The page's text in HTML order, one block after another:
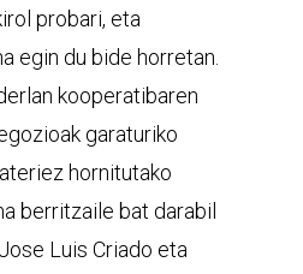
probari, eta
egin du bide horretan.
kooperatibaren
garaturiko
hornitutako
berritzaile bat darabil
Luis Criado eta